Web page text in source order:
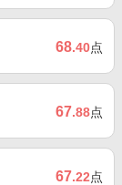
68.40点
67.88点
67.22点